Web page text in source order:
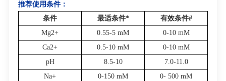
推荐使用条件：
条件
最适条件* 有效条件#
Mg2+ 0.55-5 mM
0-10 mM
Ca2+ 0.5-10 mM
0-10 mM
pH
8.5-10
7.0-11.0
Na+ 0-150 mM 0- 500 mM